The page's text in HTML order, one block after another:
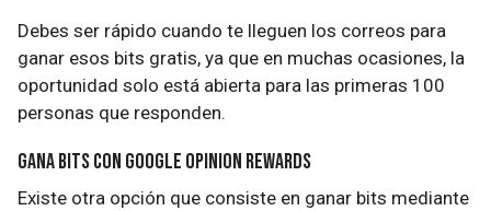
Debes ser rápido cuando te lleguen los correos para
ganar esos bits gratis, ya que en muchas ocasiones, la
oportunidad solo está abierta para las primeras 100
personas que responden.
Gana Bits con Google Opinion Rewards
Existe otra opción que consiste en ganar bits mediante